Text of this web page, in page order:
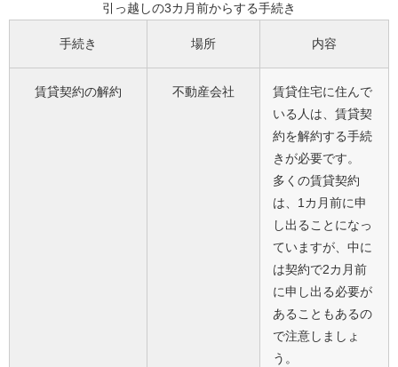
引っ越しの3カ月前からする手続き
手続き 場所 内容
賃貸契約の解約 不動産会社
賃貸住宅に住んで
いる人は、賃貸契
約を解約する手続
きが必要です。
多くの賃貸契約
は、1カ月前に申
し出ることになっ
ていますが、中に
は契約で2カ月前
に申し出る必要が
あることもあるの
で注意しましょ
う。